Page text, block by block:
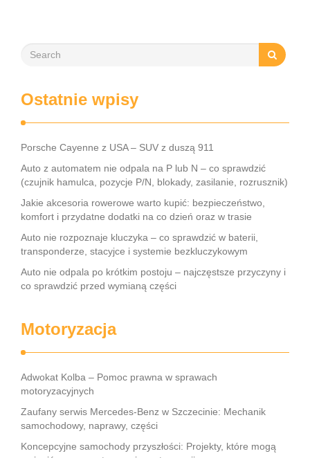
Ostatnie wpisy
Porsche Cayenne z USA – SUV z duszą 911
Auto z automatem nie odpala na P lub N – co sprawdzić
(czujnik hamulca, pozycje P/N, blokady, zasilanie, rozrusznik)
Jakie akcesoria rowerowe warto kupić: bezpieczeństwo,
komfort i przydatne dodatki na co dzień oraz w trasie
Auto nie rozpoznaje kluczyka – co sprawdzić w baterii,
transponderze, stacyjce i systemie bezkluczykowym
Auto nie odpala po krótkim postoju – najczęstsze przyczyny i
co sprawdzić przed wymianą części
Motoryzacja
Adwokat Kolba – Pomoc prawna w sprawach
motoryzacyjnych
Zaufany serwis Mercedes-Benz w Szczecinie: Mechanik
samochodowy, naprawy, części
Koncepcyjne samochody przyszłości: Projekty, które mogą